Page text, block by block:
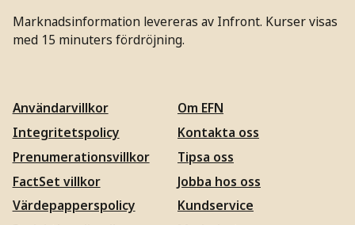
Marknadsinformation levereras av Infront. Kurser visas
med 15 minuters fördröjning.
Användarvillkor
Integritetspolicy
Prenumerationsvillkor
FactSet villkor
Värdepapperspolicy
Om EFN
Kontakta oss
Tipsa oss
Jobba hos oss
Kundservice